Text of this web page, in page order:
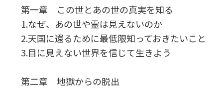
第一章 この世とあの世の真実を知る
1.なぜ、あの世や霊は見えないのか
2.天国に還るために最低限知っておきたいこと
3.目に見えない世界を信じて生きよう
第二章 地獄からの脱出